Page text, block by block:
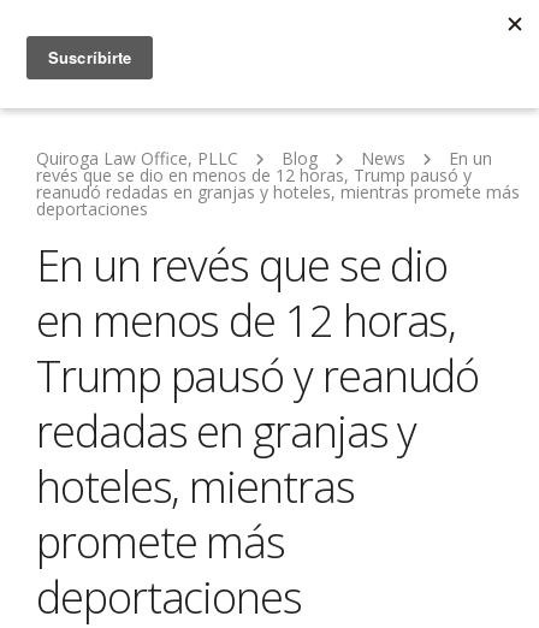
Quiroga Law Office, PLLC Blog News En un
revés que se dio en menos de 12 horas, Trump pausó y
reanudó redadas en granjas y hoteles, mientras promete más
deportaciones
En un revés que se dio
en menos de 12 horas,
Trump pausó y reanudó
redadas en granjas y
hoteles, mientras
promete más
deportaciones